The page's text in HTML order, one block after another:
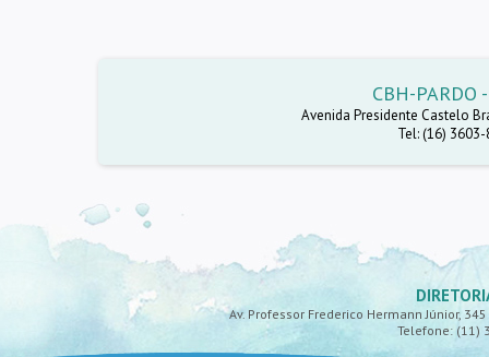
CBH-
Avenida Presidente Castelo
Tel: (16)
Av. Professor Frederico Hermann Júnior,
Telefone: (11)